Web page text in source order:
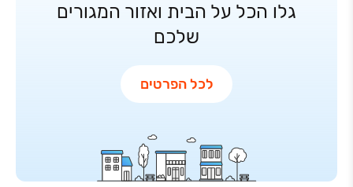
גלו הכל על הבית ואזור המגורים
שלכם
לכל הפרטים